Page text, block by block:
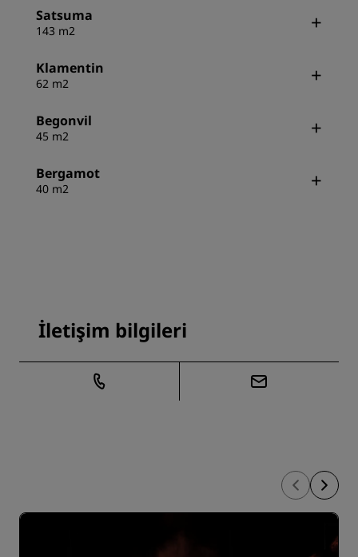
Satsuma
143 m2
Klamentin
62 m2
Begonvil
45 m2
Bergamot
40 m2
İletişim bilgileri